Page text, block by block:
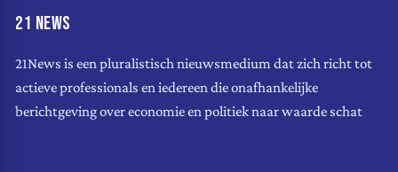
21 NEWS
21News is een pluralistisch nieuwsmedium dat zich richt tot
actieve professionals en iedereen die onafhankelijke
berichtgeving over economie en politiek naar waarde schat